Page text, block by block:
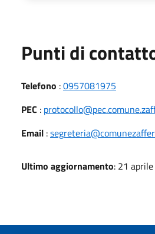
Punti di
Telefono :0957081975
PEC :
Email :
Ultimo aggiornamento: 21